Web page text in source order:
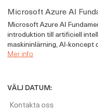
Microsoft Azure AI
Microsoft Azure AI
introduktion till artificiell
maskininlärning, AI-koncept
Mer info
VÄLJ DATUM:
Kontakta oss